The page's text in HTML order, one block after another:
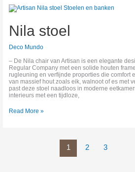
Nila stoel
Deco Mundo
– De Nila chair van Artisan is een elegante
Regular Company met een solide houten
rugleuning en verfijnde proporties die comfort
van massief hout zoals eik, walnoot of es met
past deze stoel naadloos in moderne
interieurs met een tijdloze,
Nila
stoel
Read More »
1 2 3